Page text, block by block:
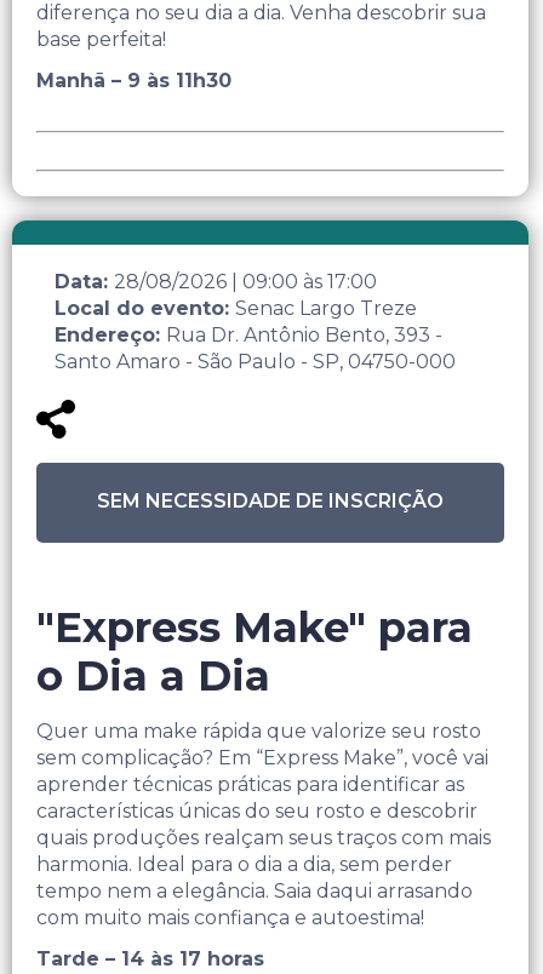
diferença no seu dia a dia. Venha descobrir sua
base perfeita!
Manhã – 9 às 11h30
Data: 28/08/2026 09:00 às 17:00
Local do evento: Senac Largo Treze
Endereço: Rua Dr. Antônio Bento, 393 -
Santo Amaro - São Paulo - SP, 04750-000
SEM NECESSIDADE DE INSCRIÇÃO
"Express Make" para
o Dia a Dia
Quer uma make rápida que valorize seu rosto
sem complicação? Em “Express Make”, você vai
aprender técnicas práticas para identificar as
características únicas do seu rosto e descobrir
quais produções realçam seus traços com mais
harmonia. Ideal para o dia a dia, sem perder
tempo nem a elegância. Saia daqui arrasando
com muito mais confiança e autoestima!
Tarde – 14 às 17 horas